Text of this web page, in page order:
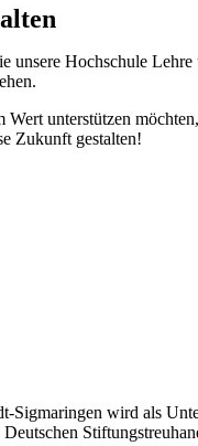
unsere Hochschule
unterstützen
Zukunft gestalten!
Sigmaringen wird als